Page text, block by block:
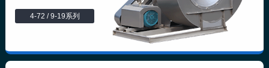
4-72 / 9-19系列